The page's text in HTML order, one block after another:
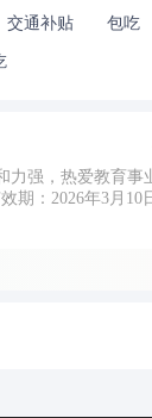
交通补贴 包吃